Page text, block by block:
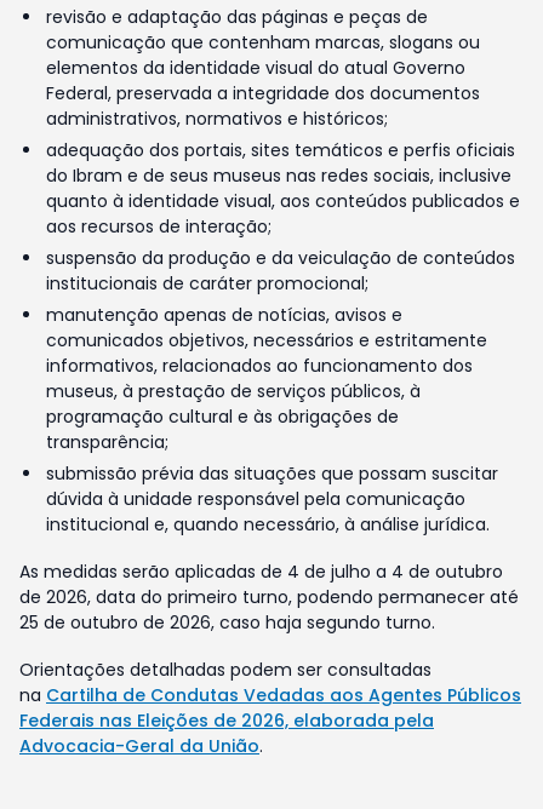
revisão e adaptação das páginas e peças de
comunicação que contenham marcas, slogans ou
elementos da identidade visual do atual Governo
Federal, preservada a integridade dos documentos
administrativos, normativos e históricos;
adequação dos portais, sites temáticos e perfis oficiais
do Ibram e de seus museus nas redes sociais, inclusive
quanto à identidade visual, aos conteúdos publicados e
aos recursos de interação;
suspensão da produção e da veiculação de conteúdos
institucionais de caráter promocional;
manutenção apenas de notícias, avisos e
comunicados objetivos, necessários e estritamente
informativos, relacionados ao funcionamento dos
museus, à prestação de serviços públicos, à
programação cultural e às obrigações de
transparência;
submissão prévia das situações que possam suscitar
dúvida à unidade responsável pela comunicação
institucional e, quando necessário, à análise jurídica.
As medidas serão aplicadas de 4 de julho a 4 de outubro
de 2026, data do primeiro turno, podendo permanecer até
25 de outubro de 2026, caso haja segundo turno.
Orientações detalhadas podem ser consultadas
na Cartilha de Condutas Vedadas aos Agentes Públicos
Federais nas Eleições de 2026, elaborada pela
Advocacia-Geral da União.